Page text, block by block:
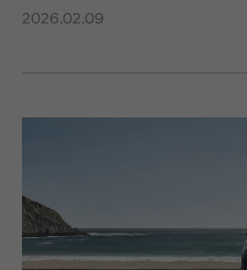
2026.02.09